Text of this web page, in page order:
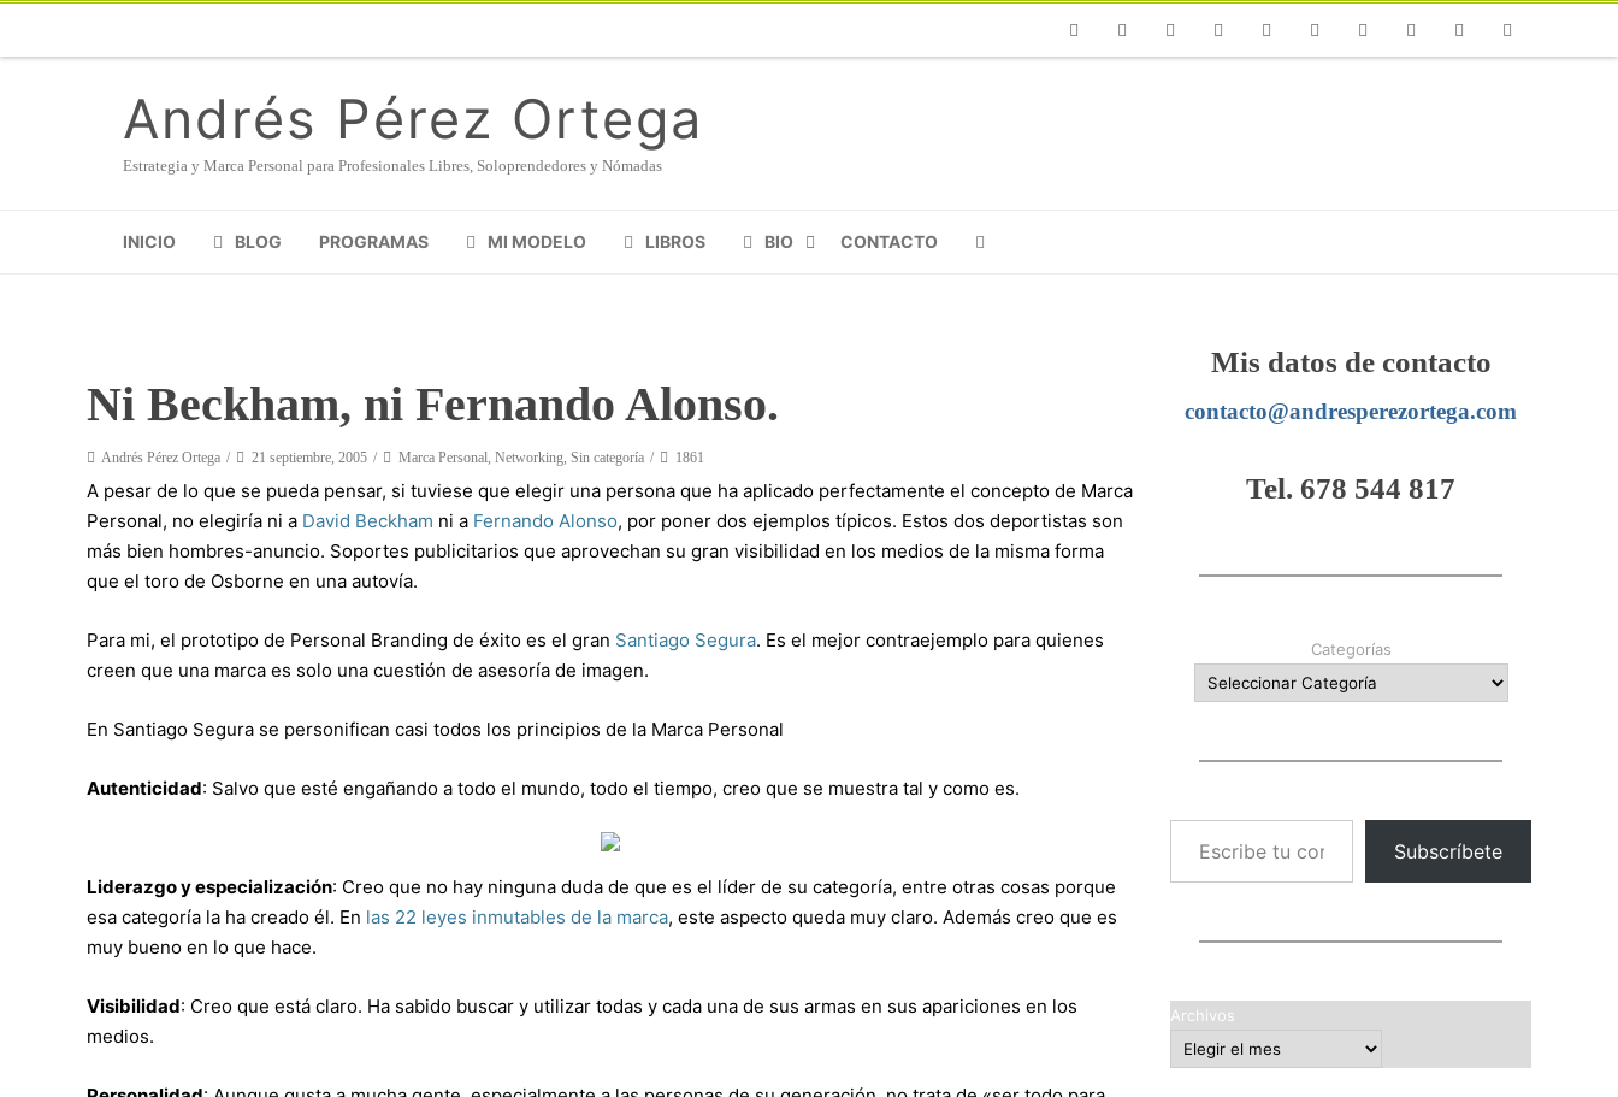
Andrés Pérez Ortega
Estrategia y Marca Personal para Profesionales Libres, Soloprendedores y Nómadas
INICIO BLOG PROGRAMAS MI MODELO LIBROS BIO CONTACTO
Ni Beckham, ni Fernando Alonso.
Andrés Pérez Ortega 21 septiembre, 2005 Marca Personal, Networking, Sin categoría 1861
A pesar de lo que se pueda pensar, si tuviese que elegir una persona que ha aplicado perfectamente el concepto de Marca
Personal, no elegiría ni a David Beckham ni a Fernando Alonso, por poner dos ejemplos típicos. Estos dos deportistas son
más bien hombres-anuncio. Soportes publicitarios que aprovechan su gran visibilidad en los medios de la misma forma
que el toro de Osborne en una autovía.
Para mi, el prototipo de Personal Branding de éxito es el gran Santiago Segura. Es el mejor contraejemplo para quienes
creen que una marca es solo una cuestión de asesoría de imagen.
En Santiago Segura se personifican casi todos los principios de la Marca Personal
Autenticidad: Salvo que esté engañando a todo el mundo, todo el tiempo, creo que se muestra tal y como es.
Liderazgo y especialización: Creo que no hay ninguna duda de que es el líder de su categoría, entre otras cosas porque
esa categoría la ha creado él. En las 22 leyes inmutables de la marca, este aspecto queda muy claro. Además creo que es
muy bueno en lo que hace.
Visibilidad: Creo que está claro. Ha sabido buscar y utilizar todas y cada una de sus armas en sus apariciones en los
medios.
Mis datos de contacto
contacto@andresperezortega.com
Tel. 678 544 817
Categorías
Escribe tu correo electrónico…
Subscríbete
Archivos